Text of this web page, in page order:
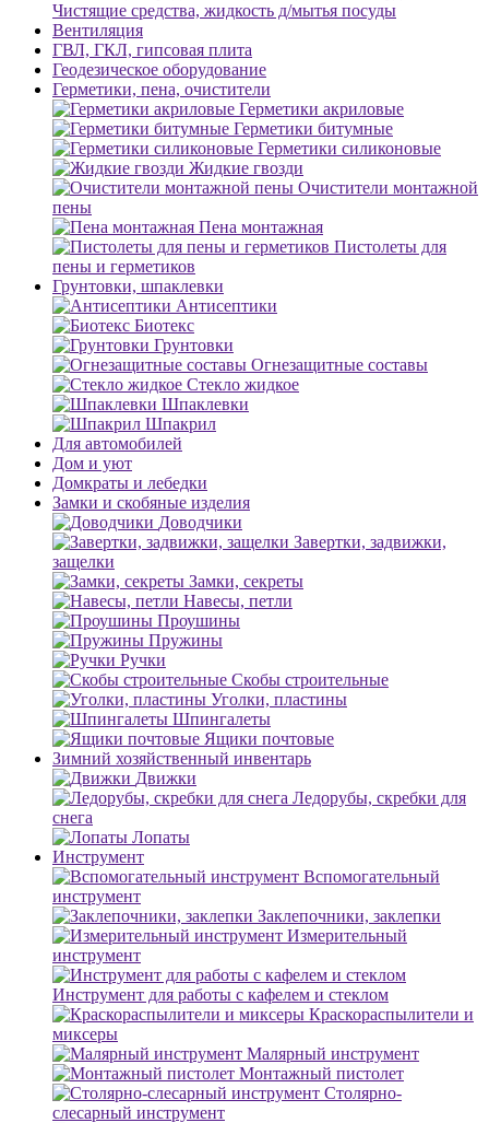
Чистящие средства, жидкость д/мытья посуды
Вентиляция
ГВЛ, ГКЛ, гипсовая плита
Геодезическое оборудование
Герметики, пена, очистители
Герметики акриловые
Герметики битумные
Герметики силиконовые
Жидкие гвозди
Очистители монтажной
пены
Пена монтажная
Пистолеты для
пены и герметиков
Грунтовки, шпаклевки
Антисептики
Биотекс
Грунтовки
Огнезащитные составы
Стекло жидкое
Шпаклевки
Шпакрил
Для автомобилей
Дом и уют
Домкраты и лебедки
Замки и скобяные изделия
Доводчики
Завертки, задвижки,
защелки
Замки, секреты
Навесы, петли
Проушины
Пружины
Ручки
Скобы строительные
Уголки, пластины
Шпингалеты
Ящики почтовые
Зимний хозяйственный инвентарь
Движки
Ледорубы, скребки для
снега
Лопаты
Инструмент
Вспомогательный
инструмент
Заклепочники, заклепки
Измерительный
инструмент
Инструмент для работы с кафелем и стеклом
Краскораспылители и
миксеры
Малярный инструмент
Монтажный пистолет
Столярно-
слесарный инструмент